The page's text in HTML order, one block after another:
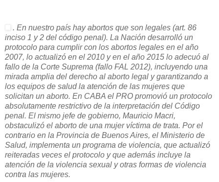
. En nuestro país hay abortos que son legales (art. 86
inciso 1 y 2 del código penal). La Nación desarrolló un
protocolo para cumplir con los abortos legales en el año
2007, lo actualizó en el 2010 y en el año 2015 lo adecuó al
fallo de la Corte Suprema (fallo FAL 2012), incluyendo una
mirada amplia del derecho al aborto legal y garantizando a
los equipos de salud la atención de las mujeres que
solicitan un aborto. En CABA el PRO promovió un protocolo
absolutamente restrictivo de la interpretación del Código
penal. El mismo jefe de gobierno, Mauricio Macri,
obstaculizó el aborto de una mujer víctima de trata. Por el
contrario en la Provincia de Buenos Aires, el Ministerio de
Salud, implementa un programa de violencia, que actualizó
reiteradas veces el protocolo y que además incluye la
atención de la violencia sexual y otras formas de violencia
contra las mujeres.